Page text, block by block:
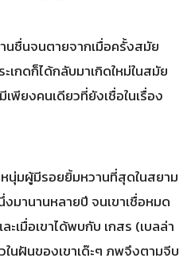
ชื่นจนตายจากเมื่อครั้งสมัย
กดก็ได้กลับมาเกิดใหม่ในสมัย
ยงคนเดียวที่ยังเชื่อในเรื่อง
นุ่มผู้มีรอยยิ้มหวานที่สุดในสยาม
มานานหลายปี จนเขาเชื่อหมด
เมื่อเขาได้พบกับ เกสร (เบลล่า
นฝันของเขาเด๊ะๆ ภพจึงตามจีบ